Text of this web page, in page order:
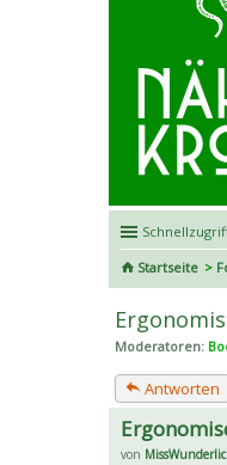
Startseite
Moderatoren:
Antworten
von